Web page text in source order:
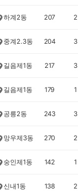
하계2동 207 2
중계2.3동 204 3
길음제1동 217 3
길음제1동 179 1
공릉2동 243 3
망우제3동 270 2
숭인제1동 142 1
신내1동 138 2